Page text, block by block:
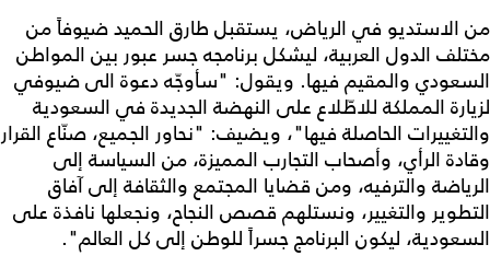
من الاستديو في الرياض، يستقبل طارق الحميد ضيوفاً من
مختلف الدول العربية، ليشكل برنامجه جسر عبور بين المواطن
السعودي والمقيم فيها. ويقول: "سأوجّه دعوة الى ضيوفي
لزيارة المملكة للاطّلاع على النهضة الجديدة في السعودية
والتغييرات الحاصلة فيها"، ويضيف: "نحاور الجميع، صنّاع القرار
وقادة الرأي، وأصحاب التجارب المميزة، من السياسة إلى
الرياضة والترفيه، ومن قضايا المجتمع والثقافة إلى آفاق
التطوير والتغيير، ونستلهم قصص النجاح، ونجعلها نافذة على
السعودية، ليكون البرنامج جسراً للوطن إلى كل العالم".